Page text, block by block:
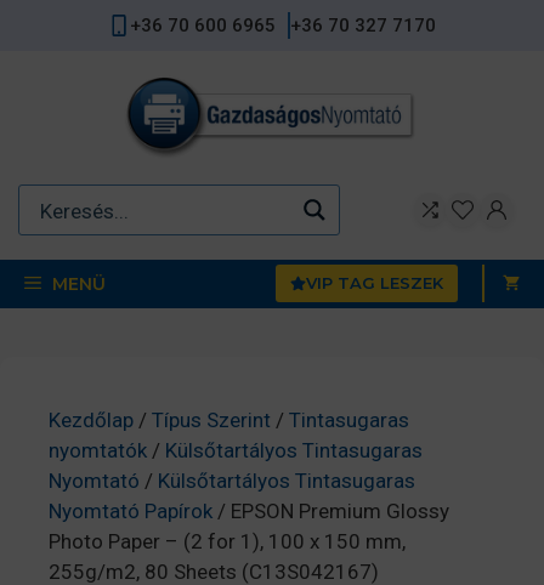
+36 70 600 6965 +36 70 327 7170
MENÜ VIP TAG LESZEK
Kezdőlap / Típus Szerint / Tintasugaras
nyomtatók / Külsőtartályos Tintasugaras
Nyomtató / Külsőtartályos Tintasugaras
Nyomtató Papírok / EPSON Premium Glossy
Photo Paper – (2 for 1), 100 x 150 mm,
255g/m2, 80 Sheets (C13S042167)